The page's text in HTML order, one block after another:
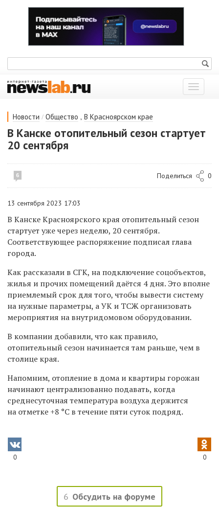
Показать
меню
Новости / Общество , В Красноярском крае
В Канске отопительный сезон стартует
20 сентября
6 Поделиться 0
13 сентября 2023 17:03
В Канске Красноярского края отопительный сезон
стартует уже через неделю, 20 сентября.
Соответствующее распоряжение подписал глава
города.
Как рассказали в СГК, на подключение соцобъектов,
жилья и прочих помещений даётся 4 дня. Это вполне
приемлемый срок для того, чтобы вывести систему
на нужные параметры, а УК и ТСЖ организовать
мероприятия на внутридомовом оборудовании.
В компании добавили, что как правило,
отопительный сезон начинается там раньше, чем в
столице края.
Напомним, отопление в дома и квартиры горожан
начинают централизованно подавать, когда
среднесуточная температура воздуха держится
на отметке +8 °C в течение пяти суток подряд.
0 0
6 Обсудить на форуме